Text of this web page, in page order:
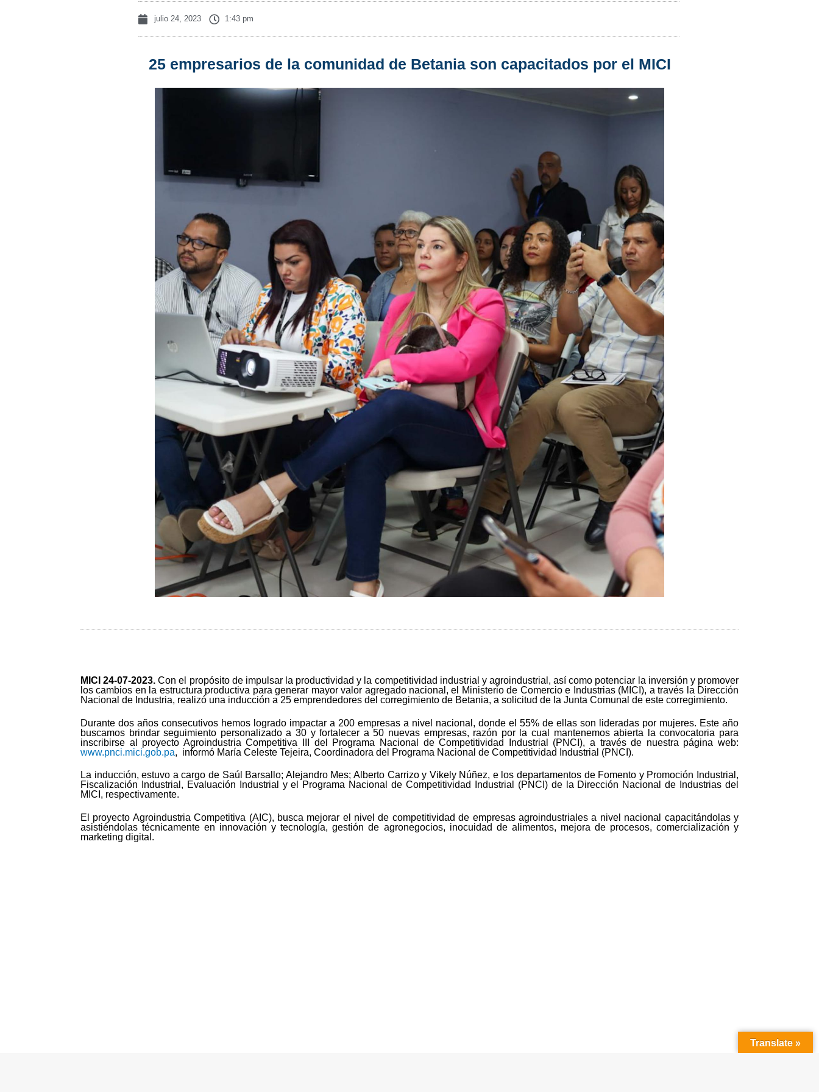
julio 24, 2023 1:43 pm
25 empresarios de la comunidad de Betania son capacitados por el MICI
MICI 24-07-2023.Con el propósito de impulsar la productividad y la competitividad industrial y agroindustrial, así como potenciar la inversión y promover
los cambios en la estructura productiva para generar mayor valor agregado nacional, el Ministerio de Comercio e Industrias (MICI), a través la Dirección
Nacional de Industria, realizó una inducción a 25 emprendedores del corregimiento de Betania, a solicitud de la Junta Comunal de este corregimiento.
Durante dos años consecutivos hemos logrado impactar a 200 empresas a nivel nacional, donde el 55% de ellas son lideradas por mujeres. Este año
buscamos brindar seguimiento personalizado a 30 y fortalecer a 50 nuevas empresas, razón por la cual mantenemos abierta la convocatoria para
inscribirse al proyecto Agroindustria Competitiva III del Programa Nacional de Competitividad Industrial (PNCI), a través de nuestra página web:
www.pnci.mici.gob.pa, informó María Celeste Tejeira, Coordinadora del Programa Nacional de Competitividad Industrial (PNCI).
La inducción, estuvo a cargo de Saúl Barsallo; Alejandro Mes; Alberto Carrizo y Vikely Núñez, e los departamentos de Fomento y Promoción Industrial,
Fiscalización Industrial, Evaluación Industrial y el Programa Nacional de Competitividad Industrial (PNCI) de la Dirección Nacional de Industrias del
MICI, respectivamente.
El proyecto Agroindustria Competitiva (AIC), busca mejorar el nivel de competitividad de empresas agroindustriales a nivel nacional capacitándolas y
asistiéndolas técnicamente en innovación y tecnología, gestión de agronegocios, inocuidad de alimentos, mejora de procesos, comercialización y
marketing digital.
Translate »